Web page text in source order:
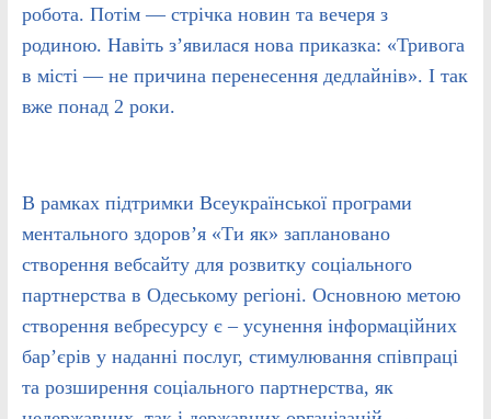
робота. Потім — стрічка новин та вечеря з
родиною. Навіть з’явилася нова приказка: «Тривога
в місті — не причина перенесення дедлайнів». І так
вже понад 2 роки.
В рамках підтримки Всеукраїнської програми
ментального здоров’я «Ти як» заплановано
створення вебсайту для розвитку соціального
партнерства в Одеському регіоні. Основною метою
створення вебресурсу є – усунення інформаційних
бар’єрів у наданні послуг, стимулювання співпраці
та розширення соціального партнерства, як